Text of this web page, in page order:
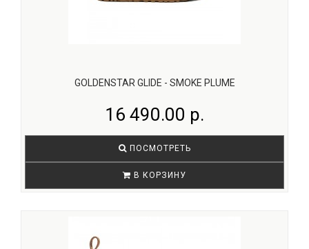
GOLDENSTAR GLIDE - SMOKE PLUME
16 490.00 р.
ПОСМОТРЕТЬ
В КОРЗИНУ